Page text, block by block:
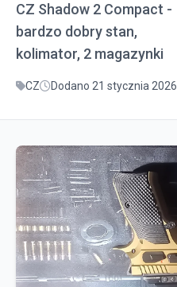
CZ Shadow 2 Compact -
bardzo dobry stan,
kolimator, 2 magazynki
CZ Dodano 21 stycznia 2026